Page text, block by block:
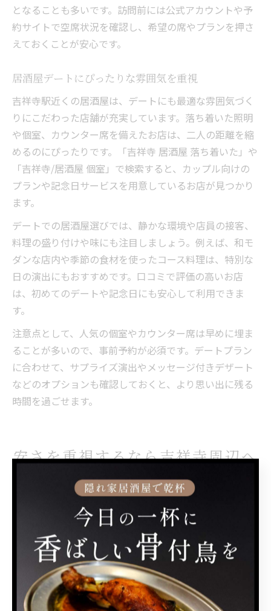
となることも多いです。訪問前には公式アカウントや予
約サイトで空席状況を確認し、希望の席やプランを押さ
えておくことが安心です。
居酒屋デートにぴったりな雰囲気を重視
吉祥寺駅近くの居酒屋は、デートにも最適な雰囲気づく
りにこだわった店舗が充実しています。落ち着いた照明
や個室、カウンター席を備えたお店は、二人の距離を縮
めるのにぴったりです。「吉祥寺 居酒屋 落ち着いた」や
「吉祥寺/居酒屋 個室」で検索すると、カップル向けの
プランや記念日サービスを用意しているお店が見つかり
ます。
デートでの居酒屋選びでは、静かな環境や店員の接客、
料理の盛り付けや味にも注目しましょう。例えば、和モ
ダンな店内や季節の食材を使ったコース料理は、特別な
日の演出にもおすすめです。口コミで評価の高いお店
は、初めてのデートや記念日にも安心して利用できま
す。
注意点として、人気の個室やカウンター席は早めに埋ま
ることが多いので、事前予約が必須です。デートプラン
に合わせて、サプライズ演出やメッセージ付きデザート
などのオプションも確認しておくと、より思い出に残る
時間を過ごせます。
安さを重視するなら吉祥寺周辺へ
安さで選ぶ吉祥寺居酒屋の賢い活用法
吉祥寺駅近くの居酒屋は、競争が激しいためお得なサー
ビスが豊富です。安さを重視する場合、単に価格だけで
なくセットメニューや飲み放題プランの有無、ハッピー
アワーなどの時間帯限定サービスを上手に活用すること
が重要です。例えば、平日限定の割引や食べ飲み放題を